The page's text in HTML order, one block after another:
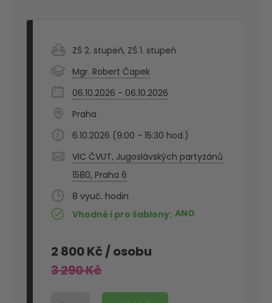
ZŠ 2. stupeň, ZŠ 1. stupeň
Mgr. Robert Čapek
06.10.2026 - 06.10.2026
Praha
6.10.2026 (9:00 - 15:30 hod.)
VIC ČVUT, Jugoslávských partyzánů
1580, Praha 6
8
Vhodné i pro šablony ANO
3 290 Kč
2 800 Kč/ osobu